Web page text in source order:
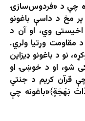
چې د «فردوس‌سازۍ
مخ د داسې باغونو
وي، او آن د
مقاومت وړتیا ولري.
نو د باغونو ډیزاین
شو، او د خوښۍ او
قرآن کریم د جنتي
بَهْجَةٍ﴾«باغونه چې